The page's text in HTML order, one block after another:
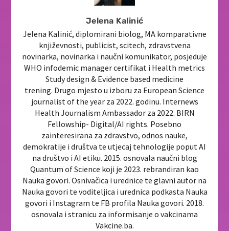
Jelena Kalinić
Jelena Kalinić, diplomirani biolog, MA komparativne
književnosti, publicist, scitech, zdravstvena
novinarka, novinarka i naučni komunikator, posjeduje
WHO infodemic manager certifikat i Health metrics
Study design & Evidence based medicine
trening. Drugo mjesto u izboru za European Science
journalist of the year za 2022. godinu. Internews
Health Journalism Ambassador za 2022. BIRN
Fellowship- Digital/AI rights. Posebno
zainteresirana za zdravstvo, odnos nauke,
demokratije i društva te utjecaj tehnologije poput AI
na društvo i AI etiku. 2015. osnovala naučni blog
Quantum of Science koji je 2023. rebrandiran kao
Nauka govori. Osnivačica i urednice te glavni autor na
Nauka govori te voditeljica i urednica podkasta Nauka
govori i Instagram te FB profila Nauka govori. 2018.
osnovala i stranicu za informisanje o vakcinama
Vakcine.ba.